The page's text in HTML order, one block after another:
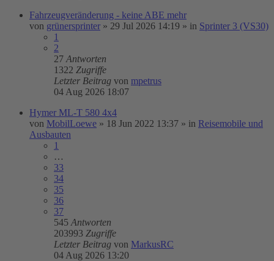
Fahrzeugveränderung - keine ABE mehr
von grünersprinter » 29 Jul 2026 14:19 » in Sprinter 3 (VS30)
1
2
27 Antworten
1322 Zugriffe
Letzter Beitrag von mpetrus
04 Aug 2026 18:07
Hymer ML-T 580 4x4
von MobilLoewe » 18 Jun 2022 13:37 » in Reisemobile und
Ausbauten
1
…
33
34
35
36
37
545 Antworten
203993 Zugriffe
Letzter Beitrag von MarkusRC
04 Aug 2026 13:20